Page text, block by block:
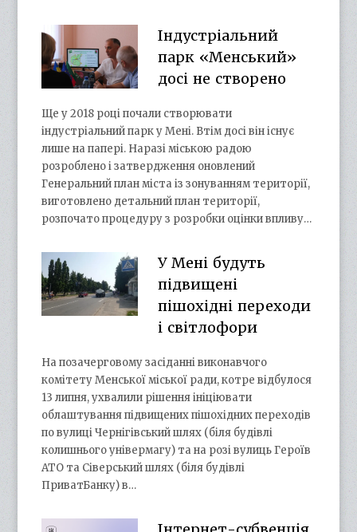
Індустріальний
парк «Менський»
досі не створено
Ще у 2018 році почали створювати
індустріальний парк у Мені. Втім досі він існує
лише на папері. Наразі міською радою
розроблено і затвердження оновлений
Генеральний план міста із зонуванням території,
виготовлено детальний план території,
розпочато процедуру з розробки оцінки впливу…
У Мені будуть
підвищені
пішохідні переходи
і світлофори
На позачерговому засіданні виконавчого
комітету Менської міської ради, котре відбулося
13 липня, ухвалили рішення ініціювати
облаштування підвищених пішохідних переходів
по вулиці Чернігівський шлях (біля будівлі
колишнього універмагу) та на розі вулиць Героїв
АТО та Сіверський шлях (біля будівлі
ПриватБанку) в…